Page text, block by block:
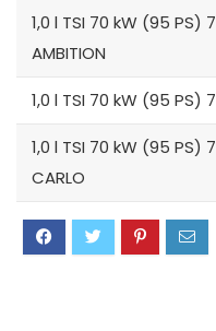
1,0 l TSI 70 kW (95 PS)
AMBITION
1,0 l TSI 70 kW (95 PS)
1,0 l TSI 70 kW (95 PS)
CARLO